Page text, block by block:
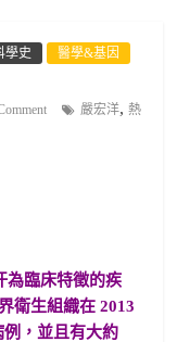
學史 醫學&基因
嚴宏洋,熱
為臨床特徵的疾
衛生組織在 2013
，並且有大約